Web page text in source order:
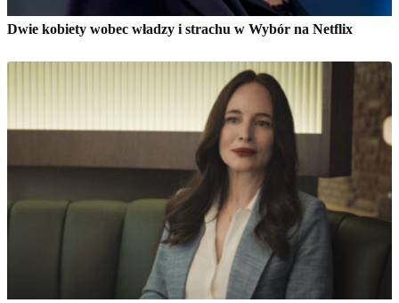
Dwie kobiety wobec władzy i strachu w Wybór na Netflix